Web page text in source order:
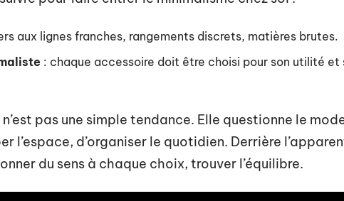
aux lignes franches, rangements discrets, matières brutes.
: chaque accessoire doit être choisi pour son utilité et
n’est pas une simple tendance. Elle questionne le
l’espace, d’organiser le quotidien. Derrière
du sens à chaque choix, trouver l’équilibre.